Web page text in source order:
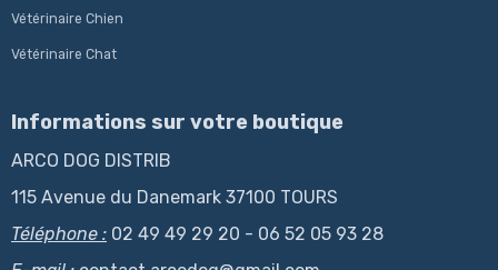
Vétérinaire Chien
Vétérinaire Chat
Informations sur votre boutique
ARCO DOG DISTRIB
115 Avenue du Danemark 37100 TOURS
Téléphone : 02 49 49 29 20 - 06 52 05 93 28